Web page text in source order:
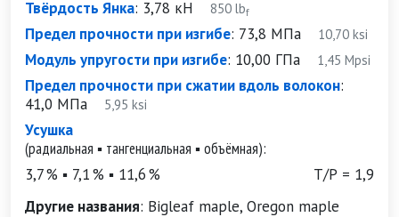
Твёрдость Янка: 3,78 кН 850 lbf
Предел прочности при изгибе: 73,8 МПа 10,70 ksi
Модуль упругости при изгибе: 10,00 ГПа 1,45 Mpsi
Предел прочности при сжатии вдоль волокон:
41,0 МПа 5,95 ksi
Усушка
(радиальная ▪ тангенциальная ▪ объёмная):
3,7 % ▪ 7,1 % ▪ 11,6 %
Т/Р = 1,9
Другие названия: Bigleaf maple, Oregon maple